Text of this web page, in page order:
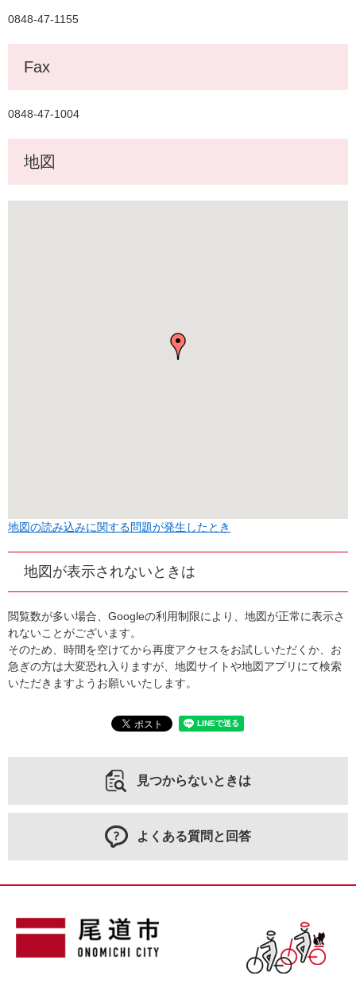
0848-47-1155
Fax
0848-47-1004
地図
地図の読み込みに関する問題が発生したとき
地図が表示されないときは
閲覧数が多い場合、Googleの利用制限により、地図が正常に表示さ
れないことがございます。
そのため、時間を空けてから再度アクセスをお試しいただくか、お
急ぎの方は大変恐れ入りますが、地図サイトや地図アプリにて検索
いただきますようお願いいたします。
見つからないときは
よくある質問と回答